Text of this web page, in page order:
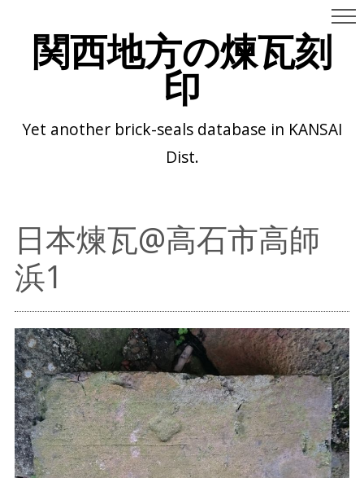
関西地方の煉瓦刻
印
Yet another brick-seals database in KANSAI
Dist.
日本煉瓦@高石市高師
浜1